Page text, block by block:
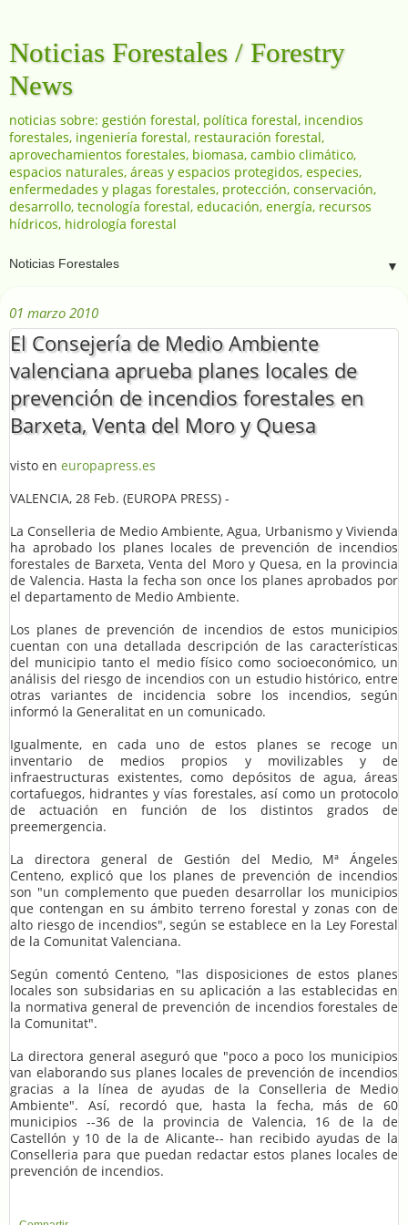
Noticias Forestales / Forestry
News
noticias sobre: gestión forestal, política forestal, incendios
forestales, ingeniería forestal, restauración forestal,
aprovechamientos forestales, biomasa, cambio climático,
espacios naturales, áreas y espacios protegidos, especies,
enfermedades y plagas forestales, protección, conservación,
desarrollo, tecnología forestal, educación, energía, recursos
hídricos, hidrología forestal
▼
01 marzo 2010
El Consejería de Medio Ambiente
valenciana aprueba planes locales de
prevención de incendios forestales en
Barxeta, Venta del Moro y Quesa
visto en europapress.es
VALENCIA, 28 Feb. (EUROPA PRESS) -
La Conselleria de Medio Ambiente, Agua, Urbanismo y Vivienda
ha aprobado los planes locales de prevención de incendios
forestales de Barxeta, Venta del Moro y Quesa, en la provincia
de Valencia. Hasta la fecha son once los planes aprobados por
el departamento de Medio Ambiente.
Los planes de prevención de incendios de estos municipios
cuentan con una detallada descripción de las características
del municipio tanto el medio físico como socioeconómico, un
análisis del riesgo de incendios con un estudio histórico, entre
otras variantes de incidencia sobre los incendios, según
informó la Generalitat en un comunicado.
Igualmente, en cada uno de estos planes se recoge un
inventario de medios propios y movilizables y de
infraestructuras existentes, como depósitos de agua, áreas
cortafuegos, hidrantes y vías forestales, así como un protocolo
de actuación en función de los distintos grados de
preemergencia.
La directora general de Gestión del Medio, Mª Ángeles
Centeno, explicó que los planes de prevención de incendios
son "un complemento que pueden desarrollar los municipios
que contengan en su ámbito terreno forestal y zonas con de
alto riesgo de incendios", según se establece en la Ley Forestal
de la Comunitat Valenciana.
Según comentó Centeno, "las disposiciones de estos planes
locales son subsidarias en su aplicación a las establecidas en
la normativa general de prevención de incendios forestales de
la Comunitat".
La directora general aseguró que "poco a poco los municipios
van elaborando sus planes locales de prevención de incendios
gracias a la línea de ayudas de la Conselleria de Medio
Ambiente". Así, recordó que, hasta la fecha, más de 60
municipios --36 de la provincia de Valencia, 16 de la de
Castellón y 10 de la de Alicante-- han recibido ayudas de la
Conselleria para que puedan redactar estos planes locales de
prevención de incendios.